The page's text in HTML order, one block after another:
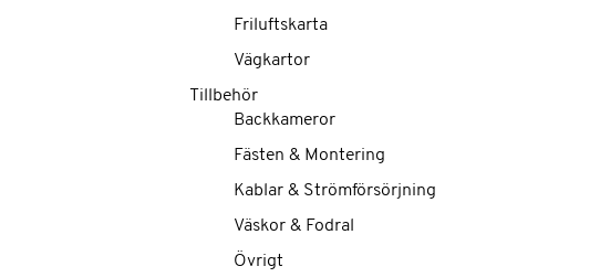
Friluftskarta
Vägkartor
Tillbehör
Backkameror
Fästen & Montering
Kablar & Strömförsörjning
Väskor & Fodral
Övrigt